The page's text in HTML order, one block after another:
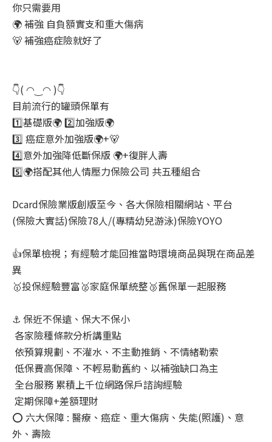
你只需要用
🌍 補強 自負額實支和重大傷病
🐻 補強癌症險就好了
👇( ◠‿◠ )👇
目前流行的罐頭保單有
1️⃣基礎版🌍 2️⃣加強版🌍
3️⃣ 癌症意外加強版🌍+🐻
4️⃣意外加強降低斷保版 🌍+復胖人壽
5️⃣🌍搭配其他人情壓力保險公司 共五種組合
Dcard保險業版創版至今、各大保險相關網站、平台
(保險大實話)保險78人/(專精幼兒游泳)保險YOYO
👍保單檢視；有經驗才能回推當時環境商品與現在商品差
異
🥇投保經驗豐富🥈家庭保單統整🥉舊保單一起服務
⚓ 保近不保遠、保大不保小
各家險種條款分析講重點
依預算規劃、不灌水、不主動推銷、不情緒勒索
低保費高保障、不輕易動舊約、以補強缺口為主
全台服務 累積上千位網路保戶諮詢經驗
定期保障+差額理財
⭕ 六大保障 : 醫療、癌症、重大傷病、失能(照護)、意
外、壽險